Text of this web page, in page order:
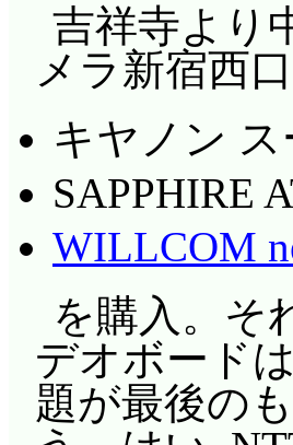
吉祥寺より
メラ新宿西
キヤノン
SAPPHIRE
WILLCOM
を購入。そ
デオボード
題が最後の